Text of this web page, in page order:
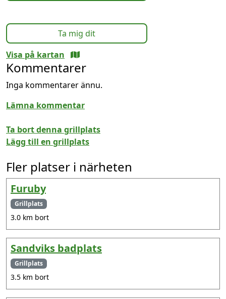
Ta mig dit
Visa på kartan
Kommentarer
Inga kommentarer ännu.
Lämna kommentar
Ta bort denna grillplats
Lägg till en grillplats
Fler platser i närheten
Furuby
Grillplats
3.0 km bort
Sandviks badplats
Grillplats
3.5 km bort